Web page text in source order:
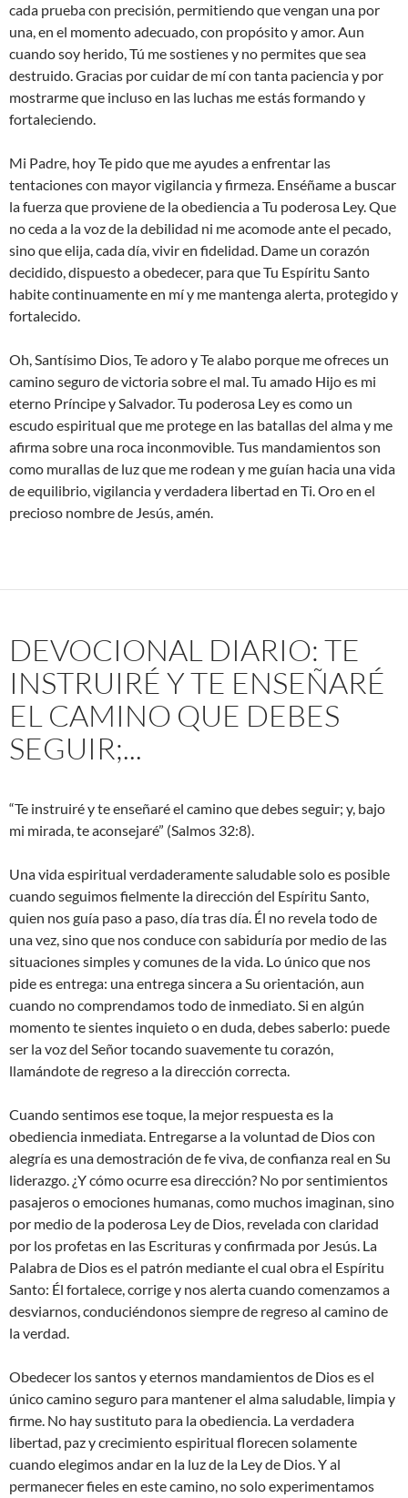
cada prueba con precisión, permitiendo que vengan una por
una, en el momento adecuado, con propósito y amor. Aun
cuando soy herido, Tú me sostienes y no permites que sea
destruido. Gracias por cuidar de mí con tanta paciencia y por
mostrarme que incluso en las luchas me estás formando y
fortaleciendo.
Mi Padre, hoy Te pido que me ayudes a enfrentar las
tentaciones con mayor vigilancia y firmeza. Enséñame a buscar
la fuerza que proviene de la obediencia a Tu poderosa Ley. Que
no ceda a la voz de la debilidad ni me acomode ante el pecado,
sino que elija, cada día, vivir en fidelidad. Dame un corazón
decidido, dispuesto a obedecer, para que Tu Espíritu Santo
habite continuamente en mí y me mantenga alerta, protegido y
fortalecido.
Oh, Santísimo Dios, Te adoro y Te alabo porque me ofreces un
camino seguro de victoria sobre el mal. Tu amado Hijo es mi
eterno Príncipe y Salvador. Tu poderosa Ley es como un
escudo espiritual que me protege en las batallas del alma y me
afirma sobre una roca inconmovible. Tus mandamientos son
como murallas de luz que me rodean y me guían hacia una vida
de equilibrio, vigilancia y verdadera libertad en Ti. Oro en el
precioso nombre de Jesús, amén.
DEVOCIONAL DIARIO: TE
INSTRUIRÉ Y TE ENSEÑARÉ
EL CAMINO QUE DEBES
SEGUIR;...
“Te instruiré y te enseñaré el camino que debes seguir; y, bajo
mi mirada, te aconsejaré” (Salmos 32:8).
Una vida espiritual verdaderamente saludable solo es posible
cuando seguimos fielmente la dirección del Espíritu Santo,
quien nos guía paso a paso, día tras día. Él no revela todo de
una vez, sino que nos conduce con sabiduría por medio de las
situaciones simples y comunes de la vida. Lo único que nos
pide es entrega: una entrega sincera a Su orientación, aun
cuando no comprendamos todo de inmediato. Si en algún
momento te sientes inquieto o en duda, debes saberlo: puede
ser la voz del Señor tocando suavemente tu corazón,
llamándote de regreso a la dirección correcta.
Cuando sentimos ese toque, la mejor respuesta es la
obediencia inmediata. Entregarse a la voluntad de Dios con
alegría es una demostración de fe viva, de confianza real en Su
liderazgo. ¿Y cómo ocurre esa dirección? No por sentimientos
pasajeros o emociones humanas, como muchos imaginan, sino
por medio de la poderosa Ley de Dios, revelada con claridad
por los profetas en las Escrituras y confirmada por Jesús. La
Palabra de Dios es el patrón mediante el cual obra el Espíritu
Santo: Él fortalece, corrige y nos alerta cuando comenzamos a
desviarnos, conduciéndonos siempre de regreso al camino de
la verdad.
Obedecer los santos y eternos mandamientos de Dios es el
único camino seguro para mantener el alma saludable, limpia y
firme. No hay sustituto para la obediencia. La verdadera
libertad, paz y crecimiento espiritual florecen solamente
cuando elegimos andar en la luz de la Ley de Dios. Y al
permanecer fieles en este camino, no solo experimentamos